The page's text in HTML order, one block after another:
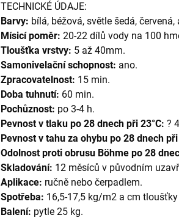
TECHNICKÉ ÚDAJE:
Barvy: bílá, béžová, světle šedá,
Mísicí poměr: 20-22 dílů vody na 100
Tloušťka vrstvy: 5 až 40mm.
Samonivelační schopnost: ano.
Zpracovatelnost: 15 min.
Doba tuhnutí: 60 min.
Pochůznost: po 3-4 h.
Pevnost v tlaku po 28 dnech při 23°C: ?
Pevnost v tahu za ohybu po 28 dnech při
Odolnost proti obrusu Böhme po 28
Skladování: 12 měsíců v původním
Aplikace: ručně nebo čerpadlem.
Spotřeba: 16,5-17,5 kg/m2 a cm tloušťky
Balení: pytle 25 kg.